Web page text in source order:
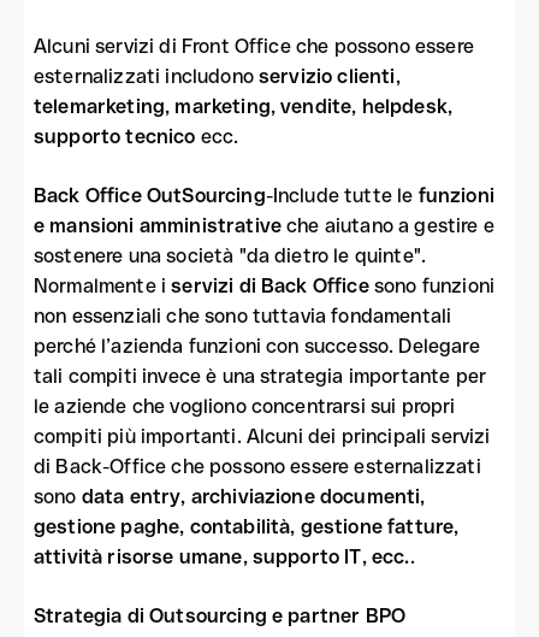
Alcuni servizi di Front Office che possono essere
esternalizzati includonoservizio clienti,
telemarketing, marketing, vendite, helpdesk,
supporto tecnico ecc.
Back Office OutSourcing-Include tutte le funzioni
e mansioni amministrative che aiutano a gestire e
sostenere una società "da dietro le quinte".
Normalmente iservizi di Back Office sono funzioni
non essenziali che sono tuttavia fondamentali
perché l’azienda funzioni con successo. Delegare
tali compiti invece è una strategia importante per
le aziende che vogliono concentrarsi sui propri
compiti più importanti. Alcuni dei principali servizi
di Back-Office che possono essere esternalizzati
sono data entry, archiviazione documenti,
gestione paghe, contabilità, gestione fatture,
attività risorse umane, supporto IT, ecc..
Strategia di Outsourcing e partner BPO